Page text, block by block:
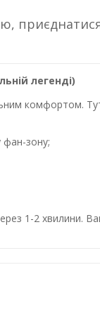
легенді)
комфортом.
фан-зону;
1-2 хвилини.